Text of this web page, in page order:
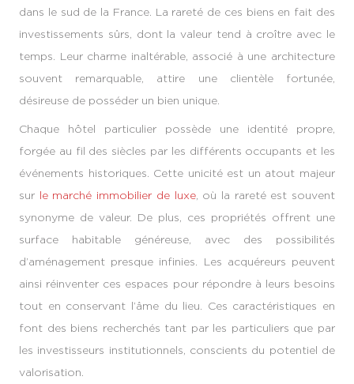
dans le sud de la France. La rareté de ces biens en fait des
investissements sûrs, dont la valeur tend à croître avec le
temps. Leur charme inaltérable, associé à une architecture
souvent remarquable, attire une clientèle fortunée,
désireuse de posséder un bien unique.
Chaque hôtel particulier possède une identité propre,
forgée au fil des siècles par les différents occupants et les
événements historiques. Cette unicité est un atout majeur
sur le marché immobilier de luxe, où la rareté est souvent
synonyme de valeur. De plus, ces propriétés offrent une
surface habitable généreuse, avec des possibilités
d’aménagement presque infinies. Les acquéreurs peuvent
ainsi réinventer ces espaces pour répondre à leurs besoins
tout en conservant l’âme du lieu. Ces caractéristiques en
font des biens recherchés tant par les particuliers que par
les investisseurs institutionnels, conscients du potentiel de
valorisation.